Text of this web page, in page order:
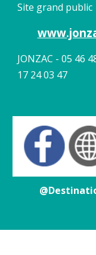
Site grand public
JONZAC - 05 46
17 24 03 47